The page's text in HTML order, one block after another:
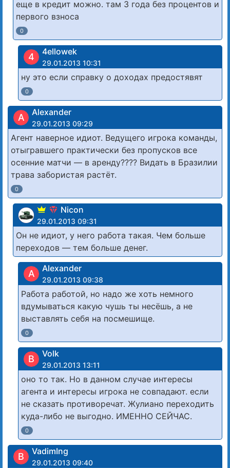
еще в кредит можно. там 3 года без процентов и
первого взноса
0
4 4ellowek
29.01.2013 10:31
ну это если справку о доходах предостявят
0
A Alexander
29.01.2013 09:29
Агент наверное идиот. Ведущего игрока команды,
отыгравшего практически без пропусков все
осенние матчи — в аренду???? Видать в Бразилии
трава забористая растёт.
0
Nicon
29.01.2013 09:31
Он не идиот, у него работа такая. Чем больше
переходов — тем больше денег.
A Alexander
29.01.2013 09:38
Работа работой, но надо же хоть немного
вдумываться какую чушь ты несёшь, а не
выставлять себя на посмешище.
0
В Volk
29.01.2013 13:11
оно то так. Но в данном случае интересы
агента и интересы игрока не совпадают. если
не сказать противоречат. Жулиано переходить
куда-либо не выгодно. ИМЕННО СЕЙЧАС.
0
В VadimIng
29.01.2013 09:40